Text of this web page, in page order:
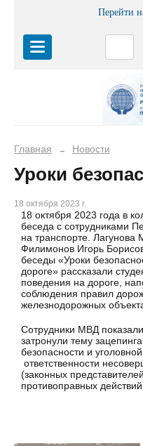
Перейти
Главная → Новости
Уроки
18 октября 2023 г.
18 октября 2023 года в
беседа с сотрудниками
на транспорте. Лагунова
Филимонов Игорь
беседы «Уроки
дороге» рассказали
поведения на дороге,
соблюдения правил
железнодорожных
Сотрудники МВД
затронули тему
безопасности и
ответственности
(законных
противоправных действий.